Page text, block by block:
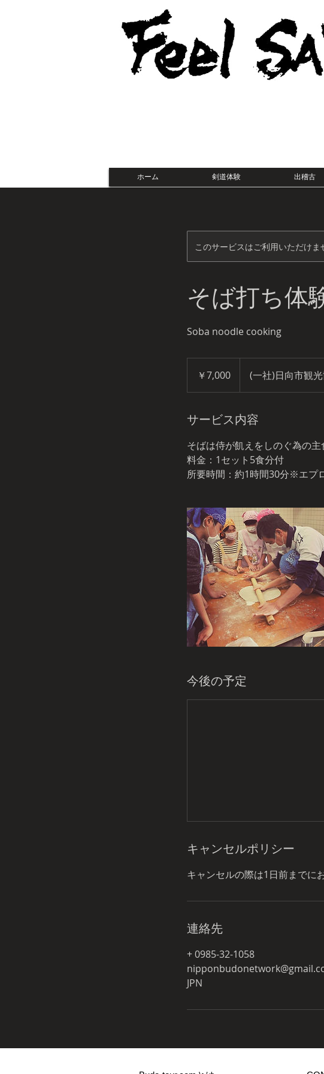
ホーム 剣道体験 出稽古
このサービスはご利用いただけま
そば打ち体
Soba noodle cooking
￥7,000 (一社)日向市観
サービス内容
そばは侍が飢えをしのぐ為の主
料金：1セット5食分付
所要時間：約1時間30分※エプ
今後の予定
キャンセルポリシー
キャンセルの際は1日前までに
連絡先
+ 0985-32-1058
JPN